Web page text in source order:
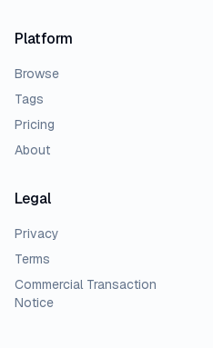
Platform
Browse
Tags
Pricing
About
Legal
Privacy
Terms
Commercial Transaction
Notice